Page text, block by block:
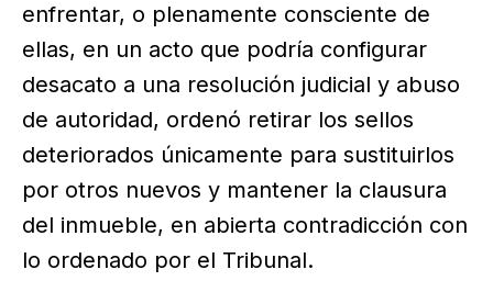
enfrentar, o plenamente consciente de
ellas, en un acto que podría configurar
desacato a una resolución judicial y abuso
de autoridad, ordenó retirar los sellos
deteriorados únicamente para sustituirlos
por otros nuevos y mantener la clausura
del inmueble, en abierta contradicción con
lo ordenado por el Tribunal.